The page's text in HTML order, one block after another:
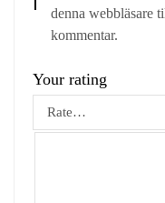
denna webbläsare
kommentar.
Your rating